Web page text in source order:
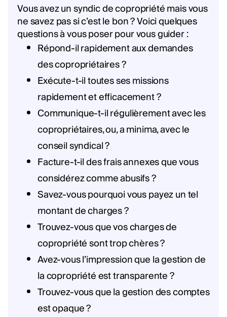
Vous avez un syndic de copropriété mais vous
ne savez pas si c’est le bon ? Voici quelques
questions à vous poser pour vous guider :
Répond-il rapidement aux demandes
des copropriétaires ?
Exécute-t-il toutes ses missions
rapidement et efficacement ?
Communique-t-il régulièrement avec les
copropriétaires, ou, a minima, avec le
conseil syndical ?
Facture-t-il des frais annexes que vous
considérez comme abusifs ?
Savez-vous pourquoi vous payez un tel
montant de charges ?
Trouvez-vous que vos charges de
copropriété sont trop chères ?
Avez-vous l’impression que la gestion de
la copropriété est transparente ?
Trouvez-vous que la gestion des comptes
est opaque ?